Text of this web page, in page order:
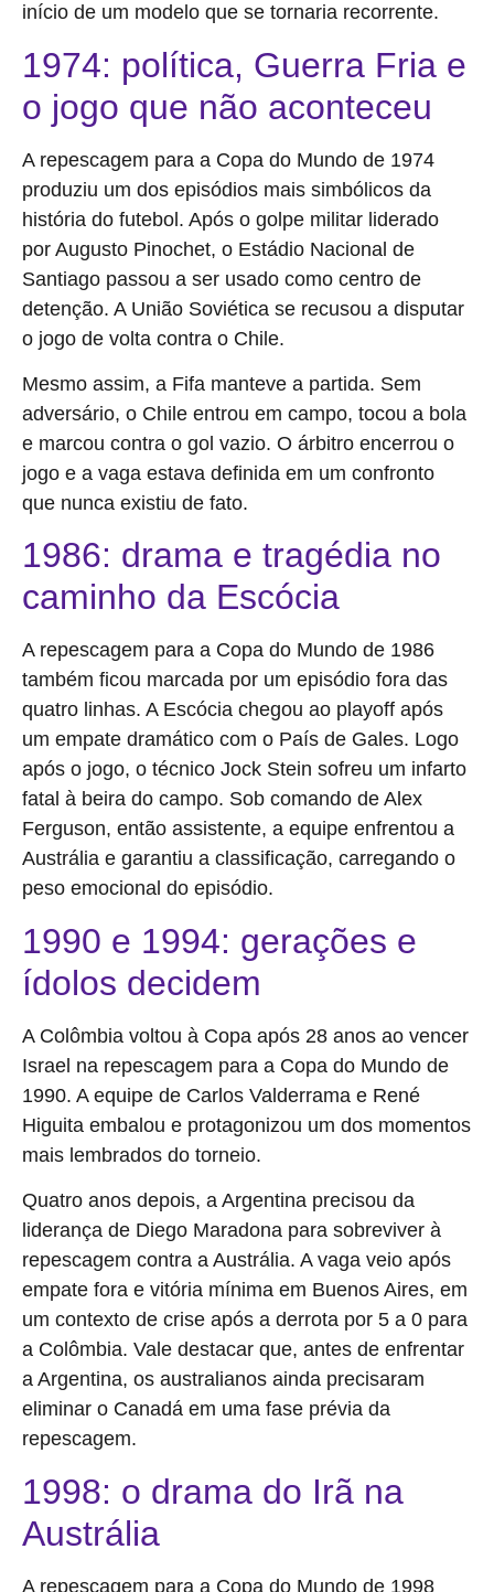
início de um modelo que se tornaria recorrente.
1974: política, Guerra Fria e
o jogo que não aconteceu
A repescagem para a Copa do Mundo de 1974
produziu um dos episódios mais simbólicos da
história do futebol. Após o golpe militar liderado
por Augusto Pinochet, o Estádio Nacional de
Santiago passou a ser usado como centro de
detenção. A União Soviética se recusou a disputar
o jogo de volta contra o Chile.
Mesmo assim, a Fifa manteve a partida. Sem
adversário, o Chile entrou em campo, tocou a bola
e marcou contra o gol vazio. O árbitro encerrou o
jogo e a vaga estava definida em um confronto
que nunca existiu de fato.
1986: drama e tragédia no
caminho da Escócia
A repescagem para a Copa do Mundo de 1986
também ficou marcada por um episódio fora das
quatro linhas. A Escócia chegou ao playoff após
um empate dramático com o País de Gales. Logo
após o jogo, o técnico Jock Stein sofreu um infarto
fatal à beira do campo. Sob comando de Alex
Ferguson, então assistente, a equipe enfrentou a
Austrália e garantiu a classificação, carregando o
peso emocional do episódio.
1990 e 1994: gerações e
ídolos decidem
A Colômbia voltou à Copa após 28 anos ao vencer
Israel na repescagem para a Copa do Mundo de
1990. A equipe de Carlos Valderrama e René
Higuita embalou e protagonizou um dos momentos
mais lembrados do torneio.
Quatro anos depois, a Argentina precisou da
liderança de Diego Maradona para sobreviver à
repescagem contra a Austrália. A vaga veio após
empate fora e vitória mínima em Buenos Aires, em
um contexto de crise após a derrota por 5 a 0 para
a Colômbia. Vale destacar que, antes de enfrentar
a Argentina, os australianos ainda precisaram
eliminar o Canadá em uma fase prévia da
repescagem.
1998: o drama do Irã na
Austrália
A repescagem para a Copa do Mundo de 1998